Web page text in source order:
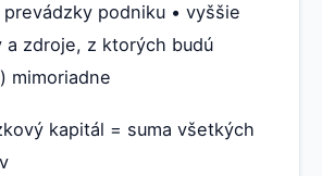
podniku • vyššie
a zdroje, z ktorých budú
mimoriadne
kapitál = suma všetkých